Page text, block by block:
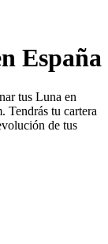
España
tus Luna en
Tendrás tu cartera
de tus